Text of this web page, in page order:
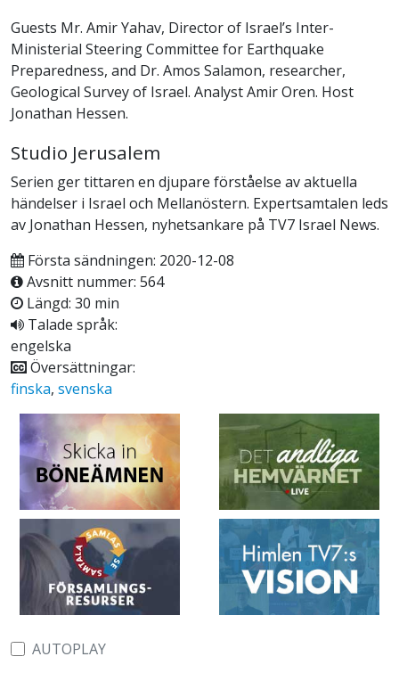
Guests Mr. Amir Yahav, Director of Israel’s Inter-
Ministerial Steering Committee for Earthquake
Preparedness, and Dr. Amos Salamon, researcher,
Geological Survey of Israel. Analyst Amir Oren. Host
Jonathan Hessen.
Studio Jerusalem
Serien ger tittaren en djupare förståelse av aktuella
händelser i Israel och Mellanöstern. Expertsamtalen leds
av Jonathan Hessen, nyhetsankare på TV7 Israel News.
Första sändningen: 2020-12-08
Avsnitt nummer: 564
Längd: 30 min
Talade språk:
engelska
Översättningar:
finska, svenska
AUTOPLAY